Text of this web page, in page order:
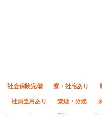
社会保険完備 寮・社宅あり
社員登用あり 禁煙・分煙